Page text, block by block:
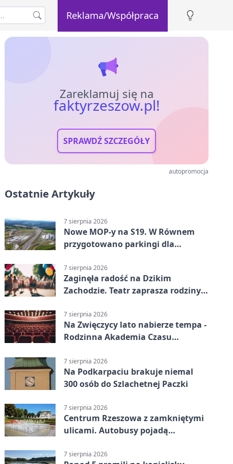
Reklama/Współpraca
Zareklamuj się na
faktyrzeszow.pl!
SPRAWDŹ SZCZEGÓŁY
autopromocja
Ostatnie Artykuły
7 sierpnia 2026
Nowe MOP-y na S19. W Równem
przygotowano parkingi dla
7 sierpnia 2026
Zaginęła radość na Dzikim
Zachodzie. Teatr zaprasza rodziny
7 sierpnia 2026
Na Zwięczycy lato nabierze tempa -
Rodzinna Akademia Czasu
7 sierpnia 2026
Na Podkarpaciu brakuje niemal
300 osób do Szlachetnej Paczki
7 sierpnia 2026
Centrum Rzeszowa z zamkniętymi
ulicami. Autobusy pojadą
7 sierpnia 2026